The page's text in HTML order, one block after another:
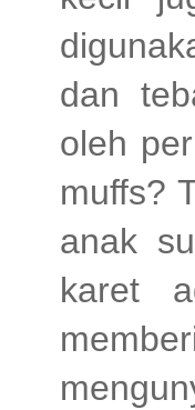
dan
oleh
muffs?
anak
karet